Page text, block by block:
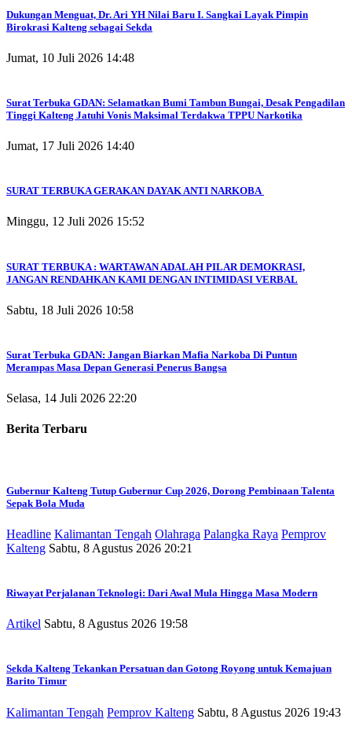
Dukungan Menguat, Dr. Ari YH Nilai Baru I. Sangkai Layak Pimpin
Birokrasi Kalteng sebagai Sekda
Jumat, 10 Juli 2026 14:48
Surat Terbuka GDAN: Selamatkan Bumi Tambun Bungai, Desak Pengadilan
Tinggi Kalteng Jatuhi Vonis Maksimal Terdakwa TPPU Narkotika
Jumat, 17 Juli 2026 14:40
SURAT TERBUKA GERAKAN DAYAK ANTI NARKOBA
Minggu, 12 Juli 2026 15:52
SURAT TERBUKA : WARTAWAN ADALAH PILAR DEMOKRASI,
JANGAN RENDAHKAN KAMI DENGAN INTIMIDASI VERBAL
Sabtu, 18 Juli 2026 10:58
Surat Terbuka GDAN: Jangan Biarkan Mafia Narkoba Di Puntun
Merampas Masa Depan Generasi Penerus Bangsa
Selasa, 14 Juli 2026 22:20
Berita Terbaru
Gubernur Kalteng Tutup Gubernur Cup 2026, Dorong Pembinaan Talenta
Sepak Bola Muda
Headline Kalimantan Tengah Olahraga Palangka Raya Pemprov
Kalteng Sabtu, 8 Agustus 2026 20:21
Riwayat Perjalanan Teknologi: Dari Awal Mula Hingga Masa Modern
Artikel Sabtu, 8 Agustus 2026 19:58
Sekda Kalteng Tekankan Persatuan dan Gotong Royong untuk Kemajuan
Barito Timur
Kalimantan Tengah Pemprov Kalteng Sabtu, 8 Agustus 2026 19:43